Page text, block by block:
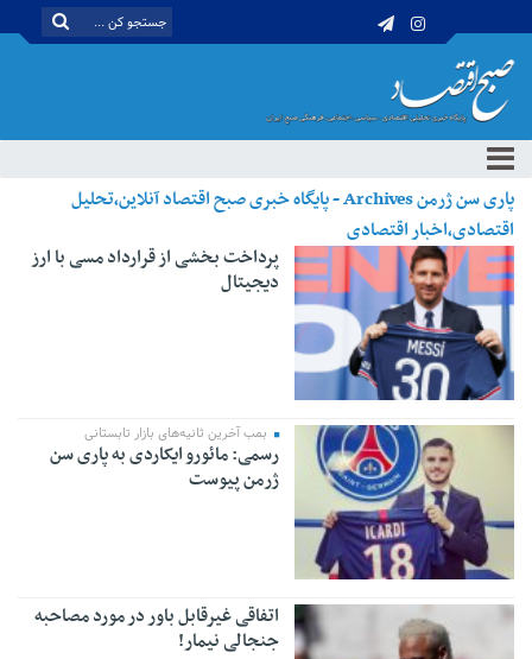
پاری سن ژرمن Archives - پایگاه خبری صبح اقتصاد آنلاین،تحلیل
اقتصادی،اخبار اقتصادی
پرداخت بخشی از قرارداد مسی با ارز
دیجیتال
بمب آخرین ثانیه‌های بازار تابستانی ‌
رسمی: مائورو ایکاردی به پاری سن
ژرمن پیوست
اتفاقی غیرقابل باور در مورد مصاحبه
جنجالی نیمار!